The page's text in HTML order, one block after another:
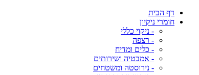
דף הבית
חומרי ניקיון
- ניקוי כללי
- רצפה
- כלים ומדיח
- אמבטיה ושירותים
- נירוסטה ומשטחים